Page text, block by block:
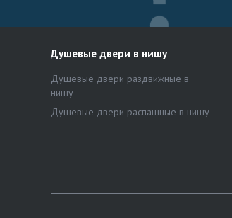
Душевые двери в нишу
Душевые двери раздвижные в
нишу
Душевые двери распашные в нишу